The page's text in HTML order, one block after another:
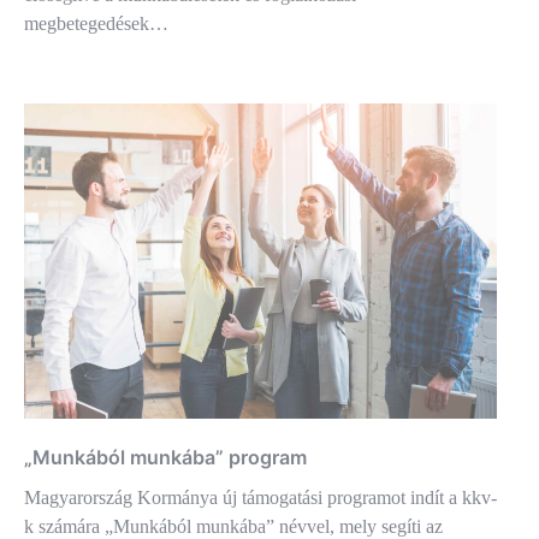
megbetegedések…
„Munkából munkába” program
Magyarország Kormánya új támogatási programot indít a kkv-
k számára „Munkából munkába” névvel, mely segíti az